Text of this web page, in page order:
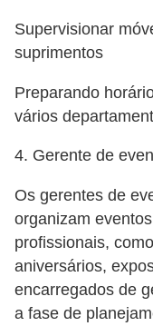
Supervisionar
suprimentos
Preparando
vários
4. Gerente de
Os gerentes de
organizam
profissionais,
aniversários,
encarregados de
a fase de